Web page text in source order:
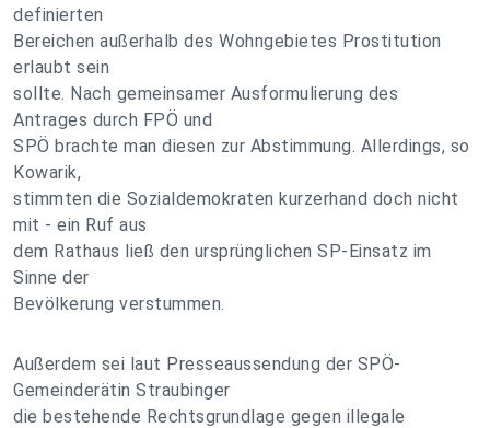
definierten
Bereichen außerhalb des Wohngebietes Prostitution
erlaubt sein
sollte. Nach gemeinsamer Ausformulierung des
Antrages durch FPÖ und
SPÖ brachte man diesen zur Abstimmung. Allerdings, so
Kowarik,
stimmten die Sozialdemokraten kurzerhand doch nicht
mit - ein Ruf aus
dem Rathaus ließ den ursprünglichen SP-Einsatz im
Sinne der
Bevölkerung verstummen.
Außerdem sei laut Presseaussendung der SPÖ-
Gemeinderätin Straubinger
die bestehende Rechtsgrundlage gegen illegale